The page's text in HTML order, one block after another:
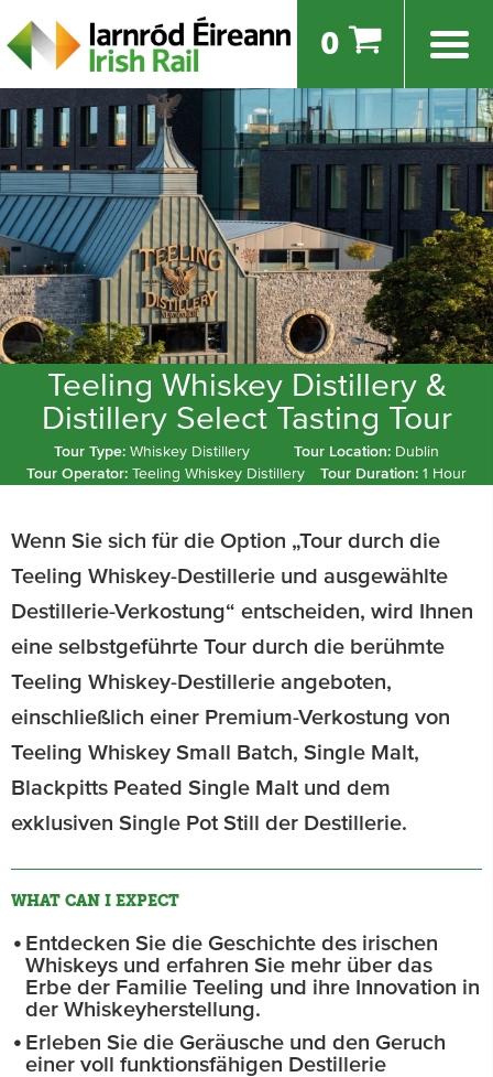
0
Teeling Whiskey Distillery &
Distillery Select Tasting Tour
Tour Type:Whiskey Distillery Tour Location: Dublin
Tour Operator: Teeling Whiskey Distillery Tour Duration: 1 Hour
Wenn Sie sich für die Option „Tour durch die
Teeling Whiskey-Destillerie und ausgewählte
Destillerie-Verkostung“ entscheiden, wird Ihnen
eine selbstgeführte Tour durch die berühmte
Teeling Whiskey-Destillerie angeboten,
einschließlich einer Premium-Verkostung von
Teeling Whiskey Small Batch, Single Malt,
Blackpitts Peated Single Malt und dem
exklusiven Single Pot Still der Destillerie.
WHAT CAN I EXPECT
Entdecken Sie die Geschichte des irischen
Whiskeys und erfahren Sie mehr über das
Erbe der Familie Teeling und ihre Innovation in
der Whiskeyherstellung.
Erleben Sie die Geräusche und den Geruch
einer voll funktionsfähigen Destillerie